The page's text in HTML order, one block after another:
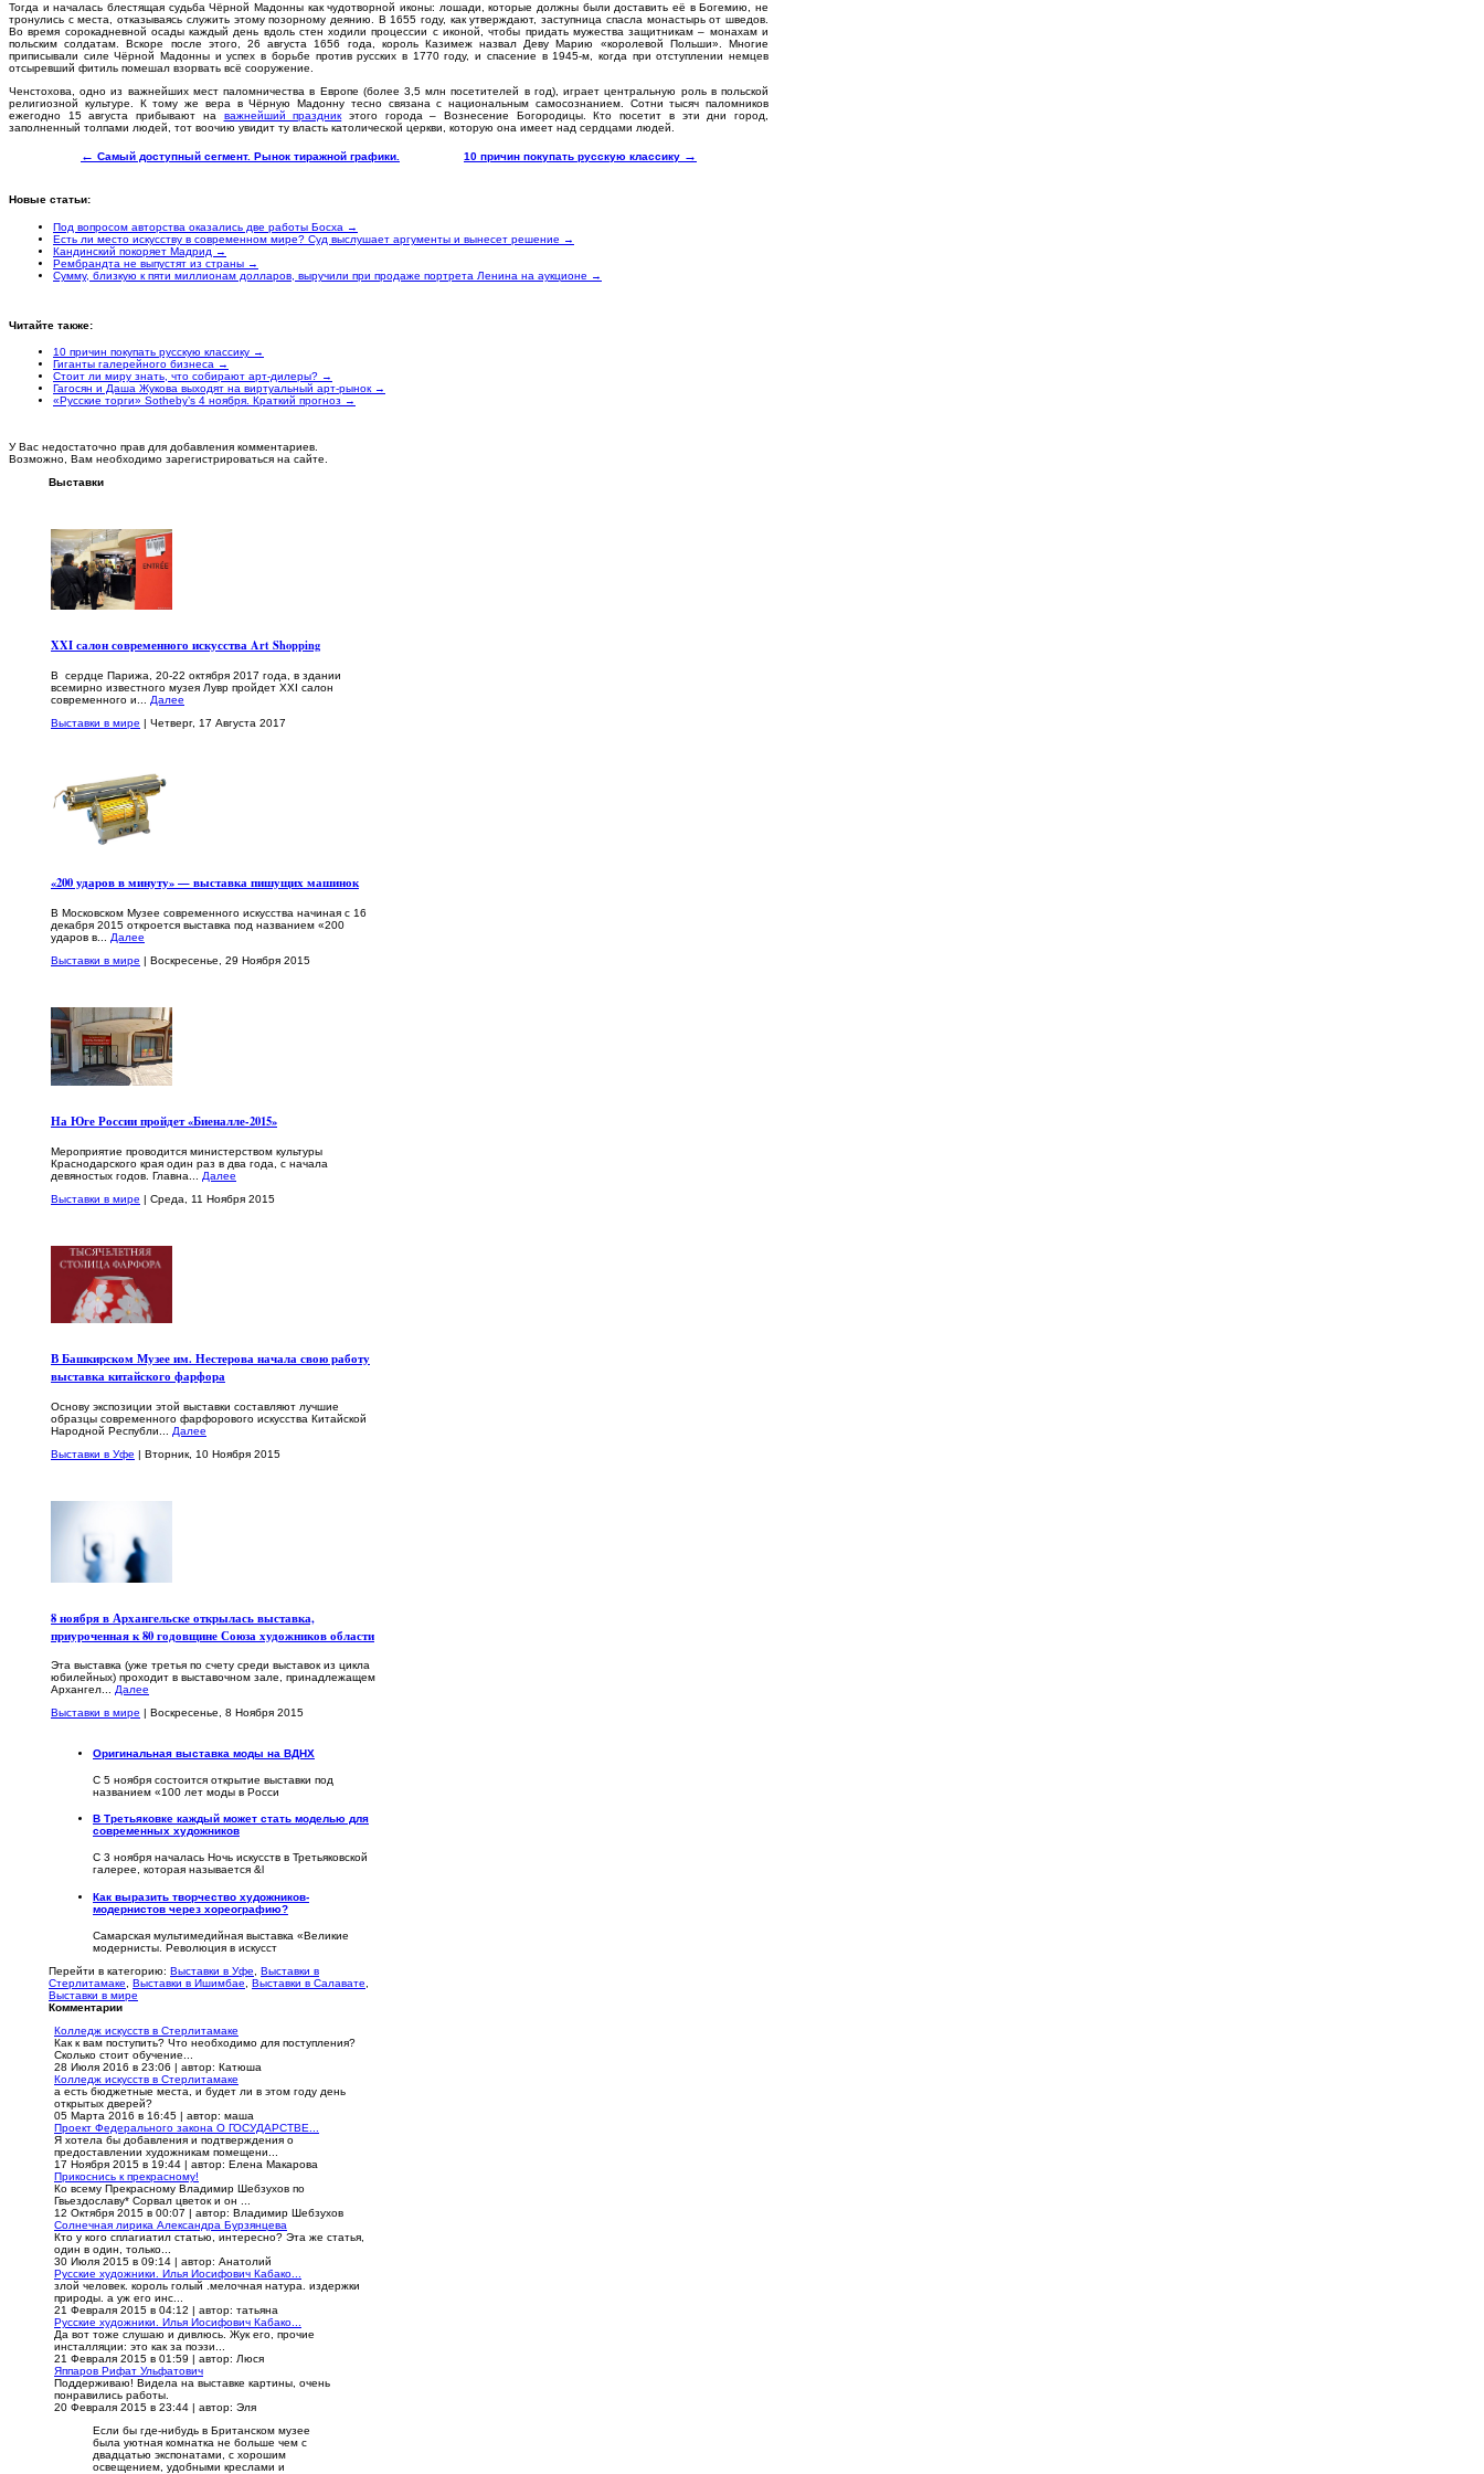
Тогда и началась блестящая судьба Чёрной Мадонны как чудотворной иконы: лошади, которые должны были доставить её в Богемию, не
тронулись с места, отказываясь служить этому позорному деянию. В 1655 году, как утверждают, заступница спасла монастырь от шведов.
Во время сорокадневной осады каждый день вдоль стен ходили процессии с иконой, чтобы придать мужества защитникам – монахам и
польским солдатам. Вскоре после этого, 26 августа 1656 года, король Казимеж назвал Деву Марию «королевой Польши». Многие
приписывали силе Чёрной Мадонны и успех в борьбе против русских в 1770 году, и спасение в 1945‑м, когда при отступлении немцев
отсыревший фитиль помешал взорвать всё сооружение.
Ченстохова, одно из важнейших мест паломничества в Европе (более 3,5 млн посетителей в год), играет центральную роль в польской
религиозной культуре. К тому же вера в Чёрную Мадонну тесно связана с национальным самосознанием. Сотни тысяч паломников
ежегодно 15 августа прибывают на важнейший праздник этого города – Вознесение Богородицы. Кто посетит в эти дни город,
заполненный толпами людей, тот воочию увидит ту власть католической церкви, которую она имеет над сердцами людей.
← Самый доступный сегмент. Рынок тиражной графики. 10 причин покупать русскую классику →
Новые статьи:
Под вопросом авторства оказались две работы Босха →
Есть ли место искусству в современном мире? Суд выслушает аргументы и вынесет решение →
Кандинский покоряет Мадрид →
Рембрандта не выпустят из страны →
Сумму, близкую к пяти миллионам долларов, выручили при продаже портрета Ленина на аукционе →
Читайте также:
10 причин покупать русскую классику →
Гиганты галерейного бизнеса →
Стоит ли миру знать, что собирают арт-дилеры? →
Гагосян и Даша Жукова выходят на виртуальный арт-рынок →
«Русские торги» Sotheby’s 4 ноября. Краткий прогноз →
У Вас недостаточно прав для добавления комментариев.
Возможно, Вам необходимо зарегистрироваться на сайте.
Выставки
XXI салон современного искусства Art Shopping
В сердце Парижа, 20-22 октября 2017 года, в здании
всемирно известного музея Лувр пройдет XXI салон
современного и... Далее
Выставки в мире | Четверг, 17 Августа 2017
«200 ударов в минуту» — выставка пишущих машинок
В Московском Музее современного искусства начиная с 16
декабря 2015 откроется выставка под названием «200
ударов в... Далее
Выставки в мире | Воскресенье, 29 Ноября 2015
На Юге России пройдет «Биеналле-2015»
Мероприятие проводится министерством культуры
Краснодарского края один раз в два года, с начала
девяностых годов. Главна... Далее
Выставки в мире | Среда, 11 Ноября 2015
В Башкирском Музее им. Нестерова начала свою работу
выставка китайского фарфора
Основу экспозиции этой выставки составляют лучшие
образцы современного фарфорового искусства Китайской
Народной Республи... Далее
Выставки в Уфе | Вторник, 10 Ноября 2015
8 ноября в Архангельске открылась выставка,
приуроченная к 80 годовщине Союза художников области
Эта выставка (уже третья по счету среди выставок из цикла
юбилейных) проходит в выставочном зале, принадлежащем
Архангел... Далее
Выставки в мире | Воскресенье, 8 Ноября 2015
Оригинальная выставка моды на ВДНХ
С 5 ноября состоится открытие выставки под
названием «100 лет моды в Росси
В Третьяковке каждый может стать моделью для
современных художников
С 3 ноября началась Ночь искусств в Третьяковской
галерее, которая называется &l
Как выразить творчество художников-
модернистов через хореографию?
Самарская мультимедийная выставка «Великие
модернисты. Революция в искусст
Перейти в категорию: Выставки в Уфе
Выставки в
Стерлитамаке
Выставки в Ишимбае Выставки в Салавате
Выставки в мире
Комментарии
Колледж искусств в Стерлитамаке
Как к вам поступить? Что необходимо для поступления?
Сколько стоит обучение...
28 Июля 2016 в 23:06 | автор: Катюша
Колледж искусств в Стерлитамаке
а есть бюджетные места, и будет ли в этом году день
открытых дверей?
05 Марта 2016 в 16:45 | автор: маша
Проект Федерального закона О ГОСУДАРСТВЕ...
Я хотела бы добавления и подтверждения о
предоставлении художникам помещени...
17 Ноября 2015 в 19:44 | автор: Елена Макарова
Прикоснись к прекрасному!
Ко всему Прекрасному Владимир Шебзухов по
Гвьездославу* Сорвал цветок и он ...
12 Октября 2015 в 00:07 | автор: Владимир Шебзухов
Солнечная лирика Александра Бурзянцева
Кто у кого сплагиатил статью, интересно? Эта же статья,
один в один, только...
30 Июля 2015 в 09:14 | автор: Анатолий
Русские художники. Илья Иосифович Кабако...
злой человек. король голый .мелочная натура. издержки
природы. а уж его инс...
21 Февраля 2015 в 04:12 | автор: татьяна
Русские художники. Илья Иосифович Кабако...
Да вот тоже слушаю и дивлюсь. Жук его, прочие
инсталляции: это как за поэзи...
21 Февраля 2015 в 01:59 | автор: Люся
Яппаров Рифат Ульфатович
Поддерживаю! Видела на выставке картины, очень
понравились работы.
20 Февраля 2015 в 23:44 | автор: Эля
Если бы где-нибудь в Британском музее
была уютная комнатка не больше чем с
двадцатью экспонатами, с хорошим
освещением, удобными креслами и